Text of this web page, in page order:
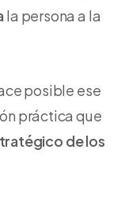
la persona a la
posible ese
práctica que
de los